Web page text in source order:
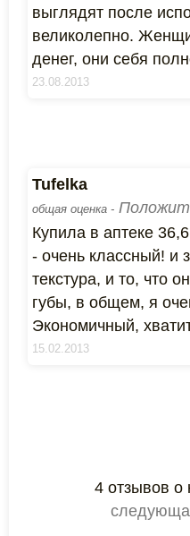
выглядят после
великолепно.
денег, они себя
23.08.2013
Tufelka
общая оценка -
Купила в аптеке
- очень классный! и
текстура, и то, что
губы, в общем, я
Экономичный,
15.02.2013
4 отзывов о